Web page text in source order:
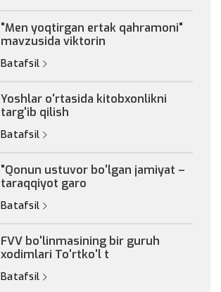
"Men yoqtirgan ertak qahramoni"
mavzusida viktorin
Batafsil
Yoshlar o'rtasida kitobxonlikni
targ'ib qilish
Batafsil
"Qonun ustuvor bo'lgan jamiyat –
taraqqiyot garo
Batafsil
FVV bo'linmasining bir guruh
xodimlari To'rtko'l t
Batafsil